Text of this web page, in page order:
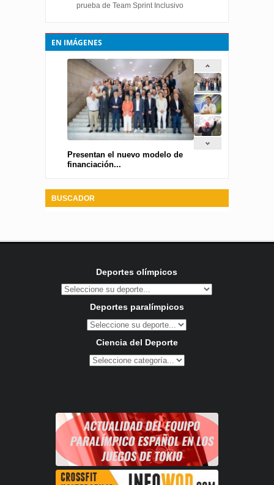
prueba de Team Sprint Inclusivo
EN IMÁGENES
Presentan el nuevo modelo de
financiación...
BUSCADOR
Deportes olímpicos
Deportes paralímpicos
Ciencia del Deporte